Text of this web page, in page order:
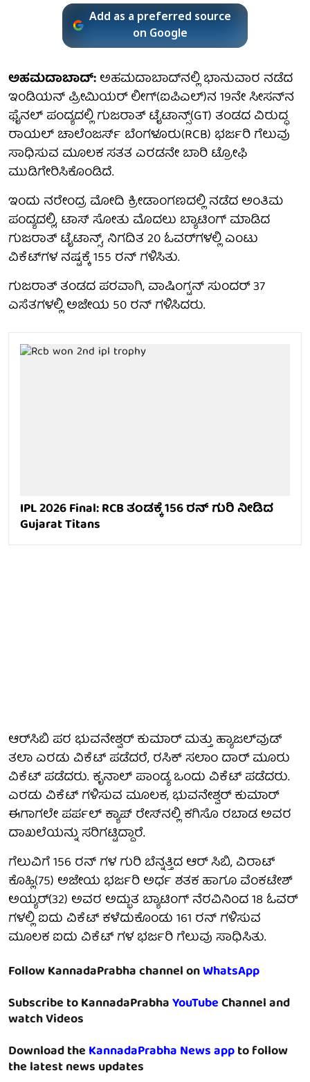
Add as a preferred source
on Google
ಅಹಮದಾಬಾದ್‌:ಅಹಮದಾಬಾದ್‌ನಲ್ಲಿ ಭಾನುವಾರ ನಡೆದ
ಇಂಡಿಯನ್ ಪ್ರೀಮಿಯರ್ ಲೀಗ್(ಐಪಿಎಲ್)ನ 19ನೇ ಸೀಸನ್​ನ
ಫೈನಲ್ ಪಂದ್ಯದಲ್ಲಿ ಗುಜರಾತ್ ಟೈಟಾನ್ಸ್(GT) ತಂಡದ ವಿರುದ್ಧ
ರಾಯಲ್ ಚಾಲೆಂಜರ್ಸ್ ಬೆಂಗಳೂರು(RCB) ಭರ್ಜರಿ ಗೆಲುವು
ಸಾಧಿಸುವ ಮೂಲಕ ಸತತ ಎರಡನೇ ಬಾರಿ ಟ್ರೋಫಿ
ಮುಡಿಗೇರಿಸಿಕೊಂಡಿದೆ.
ಇಂದು ನರೇಂದ್ರ ಮೋದಿ ಕ್ರೀಡಾಂಗಣದಲ್ಲಿ ನಡೆದ ಅಂತಿಮ
ಪಂದ್ಯದಲ್ಲಿ, ಟಾಸ್ ಸೋತು ಮೊದಲು ಬ್ಯಾಟಿಂಗ್ ಮಾಡಿದ
ಗುಜರಾತ್ ಟೈಟಾನ್ಸ್, ನಿಗದಿತ 20 ಓವರ್‌ಗಳಲ್ಲಿ ಎಂಟು
ವಿಕೆಟ್‌ಗಳ ನಷ್ಟಕ್ಕೆ 155 ರನ್ ಗಳಿಸಿತು.
ಗುಜರಾತ್ ತಂಡದ ಪರವಾಗಿ, ವಾಷಿಂಗ್ಟನ್ ಸುಂದರ್ 37
ಎಸೆತಗಳಲ್ಲಿ ಅಜೇಯ 50 ರನ್ ಗಳಿಸಿದರು.
IPL 2026 Final: RCB ತಂಡಕ್ಕೆ 156 ರನ್ ಗುರಿ ನೀಡಿದ
Gujarat Titans
ಆರ್‌ಸಿಬಿ ಪರ ಭುವನೇಶ್ವರ್ ಕುಮಾರ್ ಮತ್ತು ಹ್ಯಾಜಲ್‌ವುಡ್
ತಲಾ ಎರಡು ವಿಕೆಟ್ ಪಡೆದರೆ, ರಸಿಕ್ ಸಲಾಂ ದಾರ್ ಮೂರು
ವಿಕೆಟ್ ಪಡೆದರು. ಕೃನಾಲ್ ಪಾಂಡ್ಯ ಒಂದು ವಿಕೆಟ್ ಪಡೆದರು.
ಎರಡು ವಿಕೆಟ್ ಗಳಿಸುವ ಮೂಲಕ, ಭುವನೇಶ್ವರ್ ಕುಮಾರ್
ಈಗಾಗಲೇ ಪರ್ಪಲ್ ಕ್ಯಾಪ್ ರೇಸ್‌ನಲ್ಲಿ ಕಗಿಸೊ ರಬಾಡ ಅವರ
ದಾಖಲೆಯನ್ನು ಸರಿಗಟ್ಟಿದ್ದಾರೆ.
ಗೆಲುವಿಗೆ 156 ರನ್ ಗಳ ಗುರಿ ಬೆನ್ನತ್ತಿದ ಆರ್ ಸಿಬಿ, ವಿರಾಟ್
ಕೊಹ್ಲಿ(75) ಅಜೇಯ ಭರ್ಜರಿ ಅರ್ಧ ಶತಕ ಹಾಗೂ ವೆಂಕಟೇಶ್
ಅಯ್ಯರ್(32) ಅವರ ಅದ್ಭುತ ಬ್ಯಾಟಿಂಗ್ ನೆರವಿನಿಂದ 18 ಓವರ್
ಗಳಲ್ಲಿ ಐದು ವಿಕೆಟ್ ಕಳೆದುಕೊಂಡು 161 ರನ್ ಗಳಿಸುವ
ಮೂಲಕ ಐದು ವಿಕೆಟ್ ಗಳ ಭರ್ಜರಿ ಗೆಲುವು ಸಾಧಿಸಿತು.
Follow KannadaPrabha channel onWhatsApp
Subscribe to KannadaPrabhaYouTubeChannel and
watch Videos
Download theKannadaPrabha News appto follow
the latest news updates